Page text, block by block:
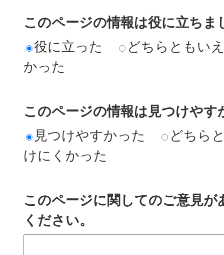
このページの情報は役に立ちま
役に立った
どちらともい
かった
このページの情報は見つけやす
見つけやすかった
どちら
けにくかった
このページに関してのご意見
ください。